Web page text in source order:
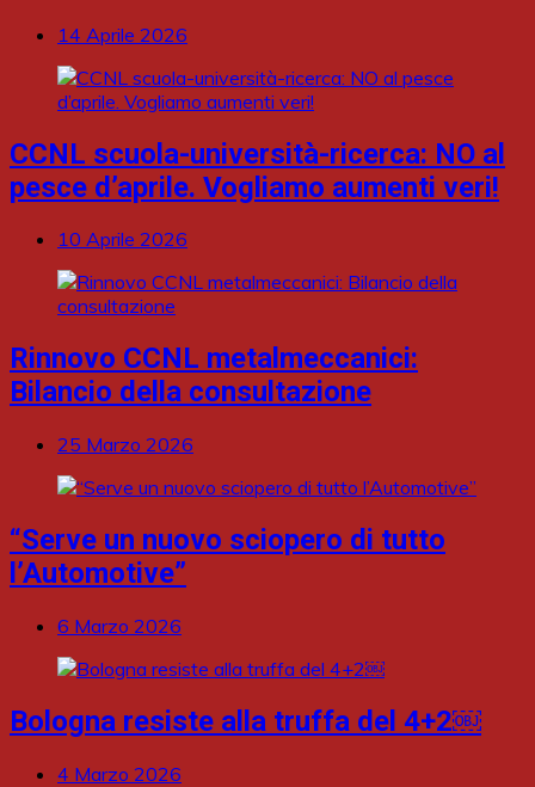
14 Aprile 2026
CCNL scuola-università-ricerca: NO al
pesce d’aprile. Vogliamo aumenti veri!
10 Aprile 2026
Rinnovo CCNL metalmeccanici:
Bilancio della consultazione
25 Marzo 2026
“Serve un nuovo sciopero di tutto
l’Automotive”
6 Marzo 2026
Bologna resiste alla truffa del 4+2￼
4 Marzo 2026